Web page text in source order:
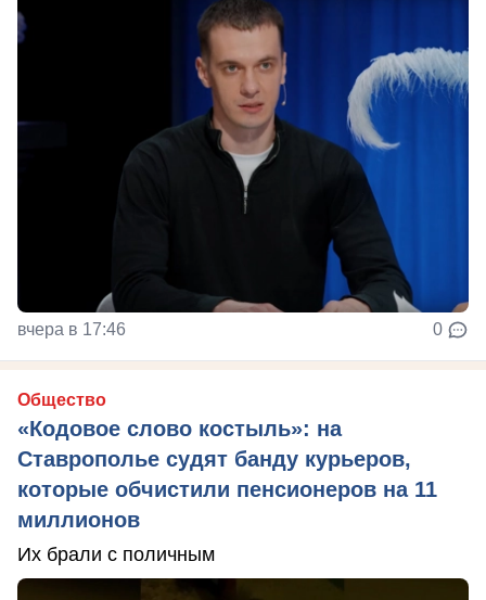
вчера в 17:46 0
Общество
«Кодовое слово костыль»: на
Ставрополье судят банду курьеров,
которые обчистили пенсионеров на 11
миллионов
Их брали с поличным